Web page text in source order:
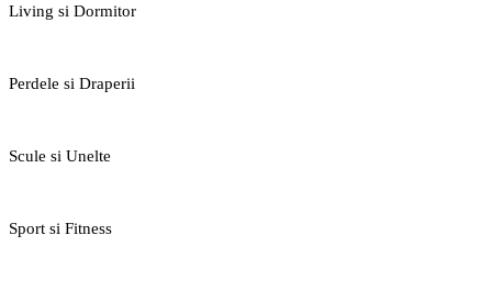
Living si Dormitor
Perdele si Draperii
Scule si Unelte
Sport si Fitness